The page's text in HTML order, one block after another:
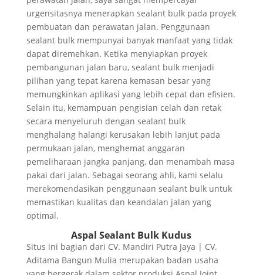
urgensitasnya menerapkan sealant bulk pada proyek
pembuatan dan perawatan jalan. Penggunaan
sealant bulk mempunyai banyak manfaat yang tidak
dapat diremehkan. Ketika menyiapkan proyek
pembangunan jalan baru, sealant bulk menjadi
pilihan yang tepat karena kemasan besar yang
memungkinkan aplikasi yang lebih cepat dan efisien.
Selain itu, kemampuan pengisian celah dan retak
secara menyeluruh dengan sealant bulk
menghalang halangi kerusakan lebih lanjut pada
permukaan jalan, menghemat anggaran
pemeliharaan jangka panjang, dan menambah masa
pakai dari jalan. Sebagai seorang ahli, kami selalu
merekomendasikan penggunaan sealant bulk untuk
memastikan kualitas dan keandalan jalan yang
optimal.
Aspal Sealant Bulk Kudus
Situs ini bagian dari CV. Mandiri Putra Jaya | CV.
Aditama Bangun Mulia merupakan badan usaha